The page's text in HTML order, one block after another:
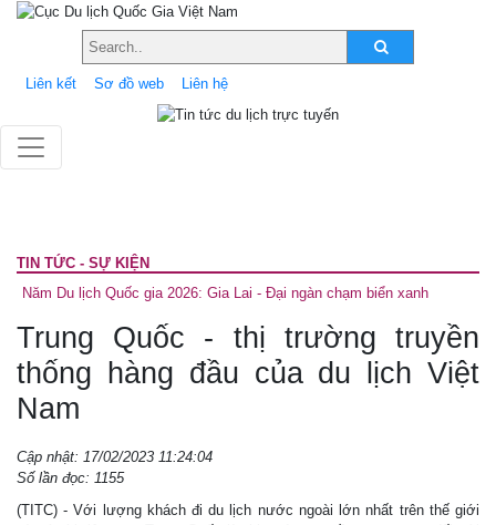
Liên kết Sơ đồ web Liên hệ
TIN TỨC - SỰ KIỆN
Năm Du lịch Quốc gia 2026: Gia Lai - Đại ngàn chạm biển xanh
Trung Quốc - thị trường truyền
thống hàng đầu của du lịch Việt
Nam
Cập nhật: 17/02/2023 11:24:04
Số lần đọc: 1155
(TITC) - Với lượng khách đi du lịch nước ngoài lớn nhất trên thế giới